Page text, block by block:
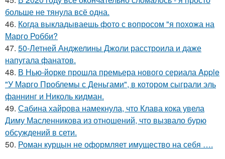
больше не тянула всё одна.
46. Когда выкладываешь фото с вопросом "я похожа на
Марго Робби?
47. 50-Летней Анджелины Джоли расстроила и даже
напугала фанатов.
48. В Нью-йорке прошла премьера нового сериала Apple
"У Марго Проблемы с Деньгами", в котором сыграли эль
фаннинг и Николь кидман.
49. Сабина хайрова намекнула, что Клава кока увела
Диму Масленникова из отношений, что вызвало бурю
обсуждений в сети.
50. Роман курцын не оформляет имущество на себя ….